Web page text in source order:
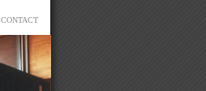
CONTACT